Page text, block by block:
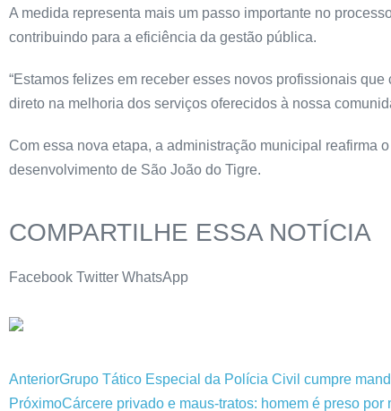
A medida representa mais um passo importante no
contribuindo para a eficiência da gestão pública.
“Estamos felizes em receber esses novos profissionais
direto na melhoria dos serviços oferecidos à nossa
Com essa nova etapa, a administração municipal reafirma
desenvolvimento de São João do Tigre.
COMPARTILHE ESSA NOTÍCIA
Facebook Twitter WhatsApp
AnteriorGrupo Tático Especial da Polícia Civil cumpre
PróximoCárcere privado e maus-tratos: homem é preso